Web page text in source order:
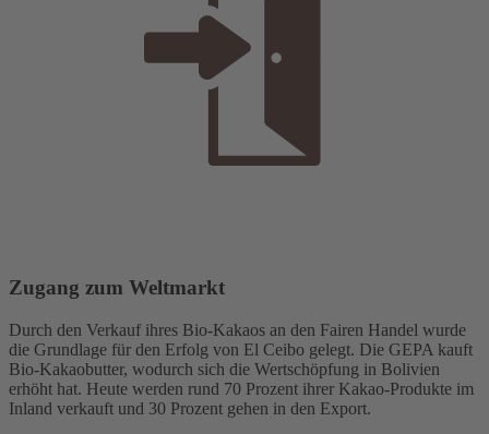
Zugang zum Weltmarkt
Durch den Verkauf ihres Bio-Kakaos an den Fairen Handel wurde
die Grundlage für den Erfolg von El Ceibo gelegt. Die GEPA kauft
Bio-Kakaobutter, wodurch sich die Wertschöpfung in Bolivien
erhöht hat. Heute werden rund 70 Prozent ihrer Kakao-Produkte im
Inland verkauft und 30 Prozent gehen in den Export.